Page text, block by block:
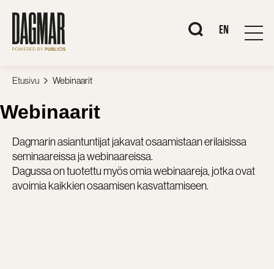
sisältöön
When EN
Webinaarit
Etusivu Webinaarit
Dagmarin asiantuntijat jakavat osaamistaan erilaisissa
seminaareissa ja webinaareissa.
Dagussa on tuotettu myös omia webinaareja, jotka ovat
avoimia kaikkien osaamisen kasvattamiseen.